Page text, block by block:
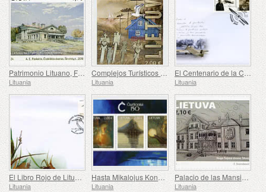
Patrimonio Lituano, Fincas
Lituania
Complejos Turísticos Lituanos - Neringa
Lituania
El Centenario de la Construcción del Avión ANBO
Lituania
El Libro Rojo de Lituania - Aves
Lituania
Hasta Mikalojus Konstantinas Čiurlionis - 150
Lituania
Palacio de las Mansiones Lituanas
Lituania